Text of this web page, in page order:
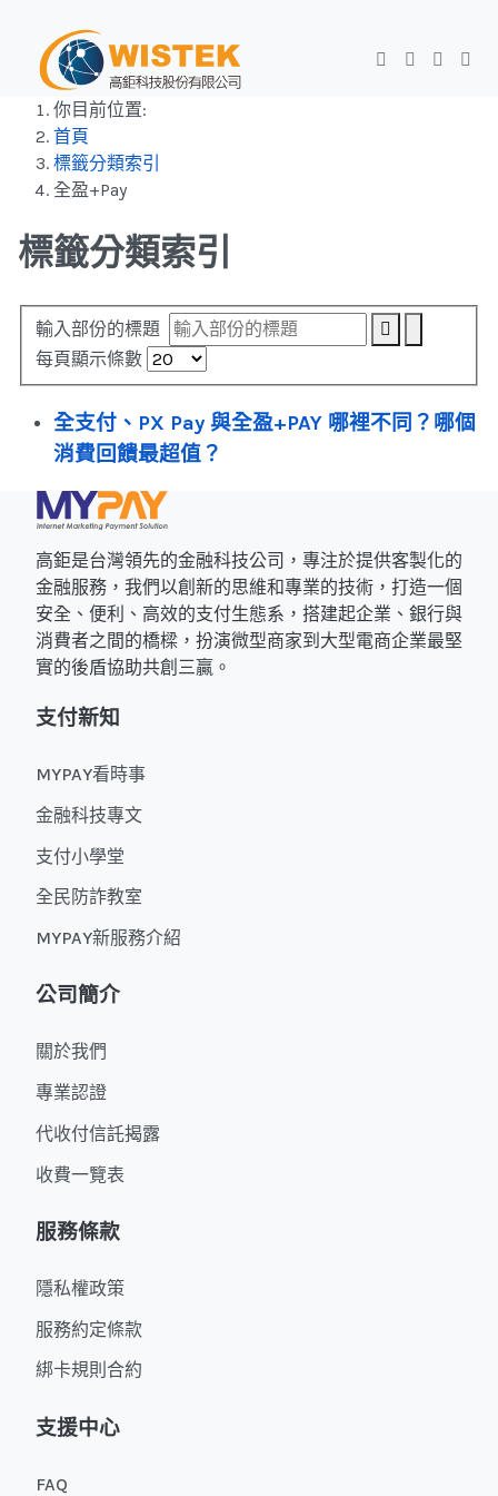
你目前位置:
首頁
標籤分類索引
全盈+Pay
標籤分類索引
輸入部份的標題
每頁顯示條數
全支付、PX Pay 與全盈+PAY 哪裡不同？哪個
消費回饋最超值？
高鉅是台灣領先的金融科技公司，專注於提供客製化的
金融服務，我們以創新的思維和專業的技術，打造一個
安全、便利、高效的支付生態系，搭建起企業、銀行與
消費者之間的橋樑，扮演微型商家到大型電商企業最堅
實的後盾協助共創三贏。
支付新知
MYPAY看時事
金融科技專文
支付小學堂
全民防詐教室
MYPAY新服務介紹
公司簡介
關於我們
專業認證
代收付信託揭露
收費一覽表
服務條款
隱私權政策
服務約定條款
綁卡規則合約
支援中心
FAQ